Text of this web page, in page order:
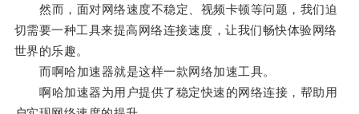
然而，面对网络速度不稳定、视频卡顿等问题，我们迫
切需要一种工具来提高网络连接速度，让我们畅快体验网络
世界的乐趣。
而啊哈加速器就是这样一款网络加速工具。
啊哈加速器为用户提供了稳定快速的网络连接，帮助用